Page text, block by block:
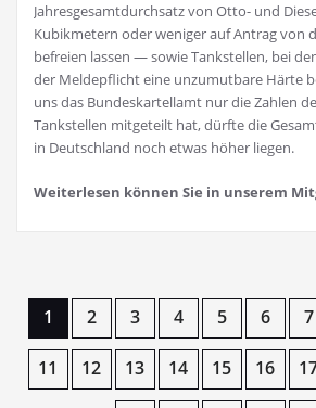
Jahresgesamtdurchsatz von Otto- und
Kubikmetern oder weniger auf Antrag von
befreien lassen — sowie Tankstellen, bei
der Meldepflicht eine unzumutbare Härte
uns das Bundeskartellamt nur die Zahlen
Tankstellen mitgeteilt hat, dürfte die
in Deutschland noch etwas höher liegen.
Weiterlesen können Sie in unserem
1 2 3 4 5 6 7
11 12 13 14 15 16